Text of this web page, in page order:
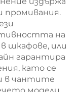
промивания.
на
шкафове, или
гарантира
като се
в чантите